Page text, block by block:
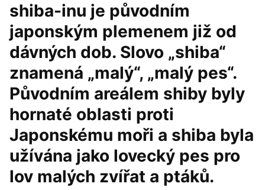
shiba-inu je původním
japonským plemenem již od
dávných dob. Slovo „shiba“
znamená „malý“, „malý pes“.
Původním areálem shiby byly
hornaté oblasti proti
Japonskému moři a shiba byla
užívána jako lovecký pes pro
lov malých zvířat a ptáků.